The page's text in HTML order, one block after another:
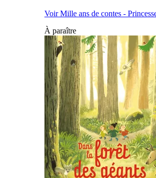
Voir Mille ans de contes -
À paraître